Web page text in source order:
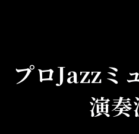
プロJazzミ
演